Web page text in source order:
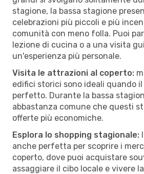
stagione, la bassa stagione
celebrazioni più piccoli e più
comunità con meno folla. Puoi
lezione di cucina o a una visita
un'esperienza più personale.
Visita le attrazioni al coperto:
edifici storici sono ideali quando
perfetto. Durante la bassa
abbastanza comune che questi
offerte più economiche.
Esplora lo shopping stagionale:
anche perfetta per scoprire i
coperto, dove puoi acquistare
assaggiare il cibo locale e vivere